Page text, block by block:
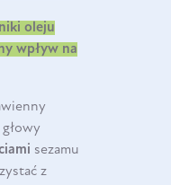
oleju
wpływ na
sezamu
z